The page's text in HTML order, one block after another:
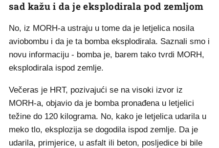
sad kažu i da je eksplodirala pod zemljom
No, iz MORH-a ustraju u tome da je letjelica nosila
aviobombu i da je ta bomba eksplodirala. Saznali smo i
novu informaciju - bomba je, barem tako tvrdi MORH,
eksplodirala ispod zemlje.
Večeras je HRT, pozivajući se na visoki izvor iz
MORH-a, objavio da je bomba pronađena u letjelici
težine do 120 kilograma. No, kako je letjelica udarila u
meko tlo, eksplozija se dogodila ispod zemlje. Da je
udarila, primjerice, u asfalt ili beton, posljedice bi bile